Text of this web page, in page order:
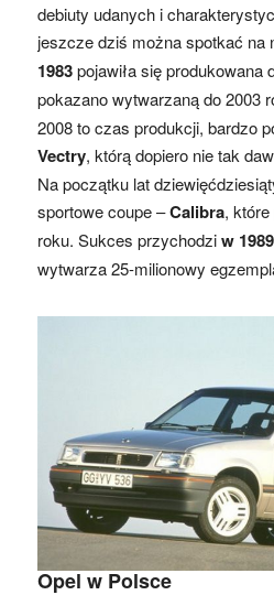
debiuty udanych i
jeszcze dziś można spotkać na
1983pojawiła się produkowana
pokazano wytwarzaną do 2003
2008 to czas produkcji, bardzo
Vectry, którą dopiero nie tak
Na początku lat
sportowe coupe –Calibra, które
roku. Sukces przychodziw
wytwarza 25-milionowy
Opel w Polsce